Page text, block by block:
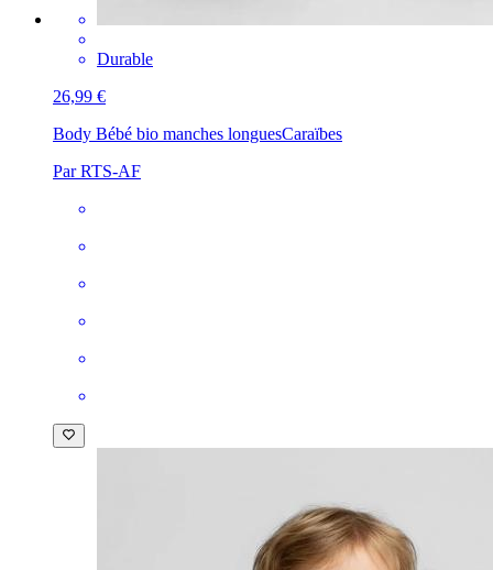
Durable
26,99 €
Body Bébé bio manches longuesCaraïbes
Par RTS-AF